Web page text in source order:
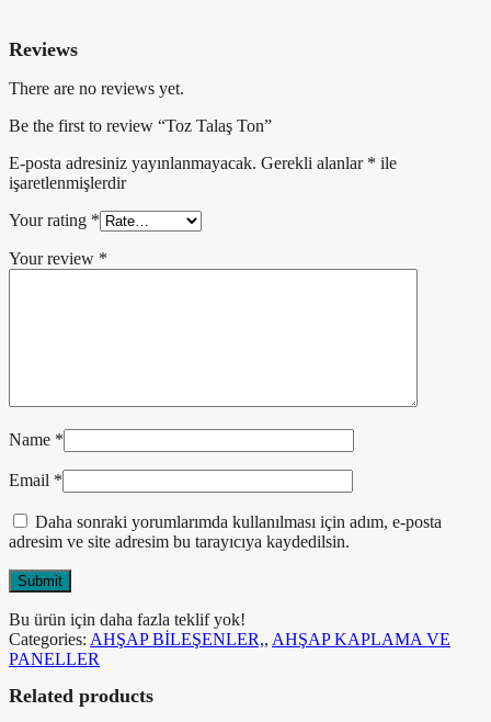
Reviews
There are no reviews yet.
Be the first to review “Toz Talaş Ton”
E-posta adresiniz yayınlanmayacak. Gerekli alanlar * ile
işaretlenmişlerdir
Your rating *
Your review *
Name *
Email *
Daha sonraki yorumlarımda kullanılması için adım, e-posta
adresim ve site adresim bu tarayıcıya kaydedilsin.
Bu ürün için daha fazla teklif yok!
Categories: AHŞAP BİLEŞENLER,, AHŞAP KAPLAMA VE
PANELLER
Related products